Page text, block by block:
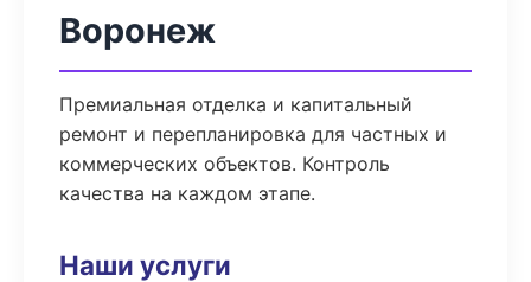
Воронеж
Премиальная отделка и капитальный
ремонт и перепланировка для частных и
коммерческих объектов. Контроль
качества на каждом этапе.
Наши услуги